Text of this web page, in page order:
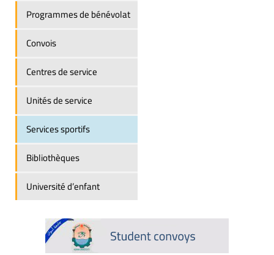
Programmes de bénévolat
Convois
Centres de service
Unités de service
Services sportifs
Bibliothèques
Université d’enfant